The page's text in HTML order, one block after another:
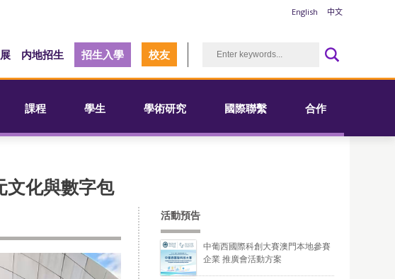
English 中文
内地招生 招生入學 校友
課程 學生 學術研究 國際聯繫 合作
化與數字包
活動預告
中葡西國際科創大賽澳門本地參賽
企業 推廣會活動方案